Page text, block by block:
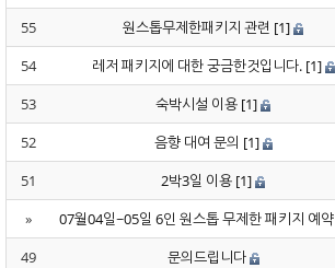
55
원스톱무제한패키지 관련 [1]
54
레저 패키지에 대한 궁금한것입니다. [1]
53
숙박시설 이용 [1]
52
음향 대여 문의 [1]
51
2박3일 이용 [1]
»
07월04일~05일 6인 원스톱 무제한 패키지 예약
49
문의드립니다